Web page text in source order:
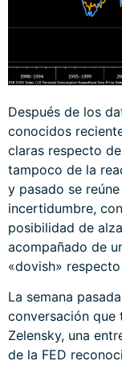
Después de los
conocidos
claras respecto
tampoco de la
y pasado se
incertidumbre,
posibilidad de
acompañado de
«dovish»
La semana
conversación que
Zelensky, una
de la FED